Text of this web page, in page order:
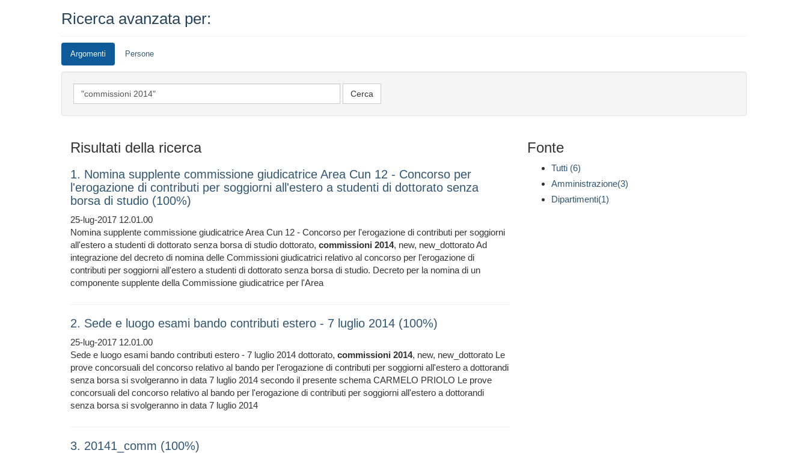
Ricerca avanzata per:
Argomenti Persone
Risultati della ricerca
1. Nomina supplente commissione giudicatrice Area Cun 12 - Concorso per
l'erogazione di contributi per soggiorni all'estero a studenti di dottorato senza
borsa di studio (100%)
25-lug-2017 12.01.00
Nomina supplente commissione giudicatrice Area Cun 12 - Concorso per l'erogazione di contributi per soggiorni
all'estero a studenti di dottorato senza borsa di studio dottorato, commissioni 2014, new, new_dottorato Ad
integrazione del decreto di nomina delle Commissioni giudicatrici relativo al concorso per l'erogazione di
contributi per soggiorni all'estero a studenti di dottorato senza borsa di studio. Decreto per la nomina di un
componente supplente della Commissione giudicatrice per l'Area
2. Sede e luogo esami bando contributi estero - 7 luglio 2014 (100%)
25-lug-2017 12.01.00
Sede e luogo esami bando contributi estero - 7 luglio 2014 dottorato, commissioni 2014, new, new_dottorato Le
prove concorsuali del concorso relativo al bando per l'erogazione di contributi per soggiorni all'estero a dottorandi
senza borsa si svolgeranno in data 7 luglio 2014 secondo il presente schema CARMELO PRIOLO Le prove
concorsuali del concorso relativo al bando per l'erogazione di contributi per soggiorni all'estero a dottorandi
senza borsa si svolgeranno in data 7 luglio 2014
3. 20141_comm (100%)
Fonte
Tutti (6)
Amministrazione(3)
Dipartimenti(1)